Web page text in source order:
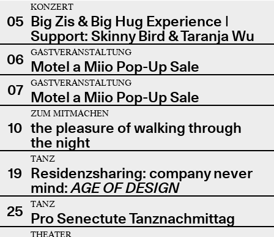
05
KONZERT
Big Zis & Big Hug Experience |
Support: Skinny Bird & Taranja Wu
06
GASTVERANSTALTUNG
Motel a Miio Pop-Up Sale
07
GASTVERANSTALTUNG
Motel a Miio Pop-Up Sale
10
ZUM MITMACHEN
the pleasure of walking through
the night
19
TANZ
Residenzsharing: company never
mind:AGE OF DESIGN
25
TANZ
Pro Senectute Tanznachmittag
THEATER